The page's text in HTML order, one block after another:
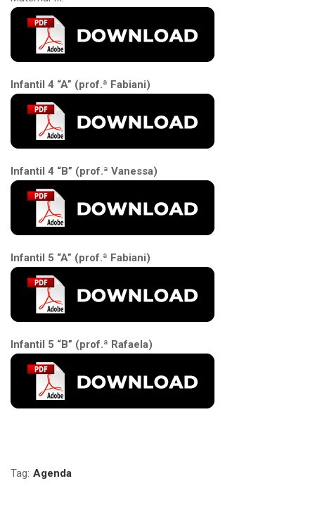
Infantil 4 “A” (prof.ª Fabiani)
Infantil 4 “B” (prof.ª Vanessa)
Infantil 5 “A” (prof.ª Fabiani)
Infantil 5 “B” (prof.ª Rafaela)
Tag: Agenda